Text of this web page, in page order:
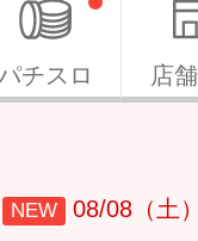
チスロ 店
NEW 08/08（土